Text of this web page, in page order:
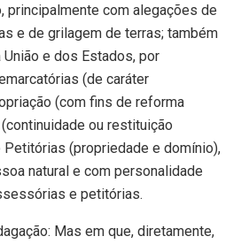
principalmente com alegações de
e de grilagem de terras; também
e dos Estados, por
(de caráter
(com fins de reforma
ou restituição
(propriedade e domínio),
natural e com personalidade
e petitórias.
Mas em que, diretamente,